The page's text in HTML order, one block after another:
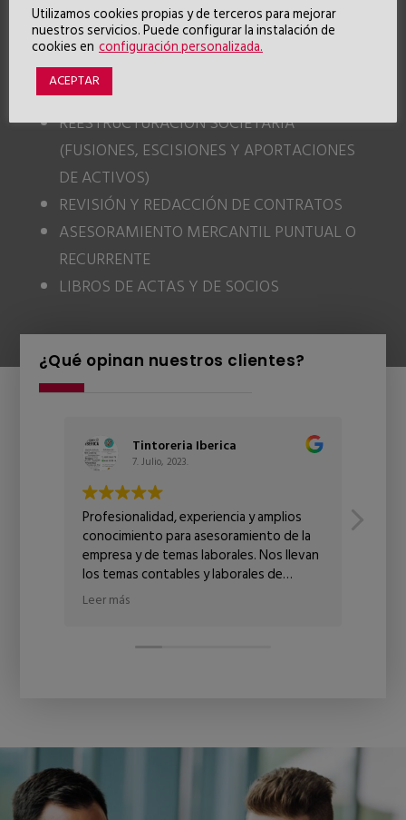
AUMENTOS Y REDUCCIONES DE CAPITAL
PACTOS DE SOCIOS
SECRETARÍA SOCIETARIA DE CONSEJO DE
ADMINISTRACIÓN
REESTRUCTURACIÓN SOCIETARIA
(FUSIONES, ESCISIONES Y APORTACIONES
DE ACTIVOS)
REVISIÓN Y REDACCIÓN DE CONTRATOS
ASESORAMIENTO MERCANTIL PUNTUAL O
RECURRENTE
LIBROS DE ACTAS Y DE SOCIOS
¿Qué opinan nuestros clientes?
Tintoreria Iberica
7. Julio, 2023.
Profesionalidad, experiencia y amplios
conocimiento para asesoramiento de la
empresa y de temas laborales. Nos llevan
los temas contables y laborales de
nuestro personal. Del todo
Leer más
Utilizamos cookies propias y de terceros para mejorar
nuestros servicios. Puede configurar la instalación de
cookies en configuración personalizada.
ACEPTAR